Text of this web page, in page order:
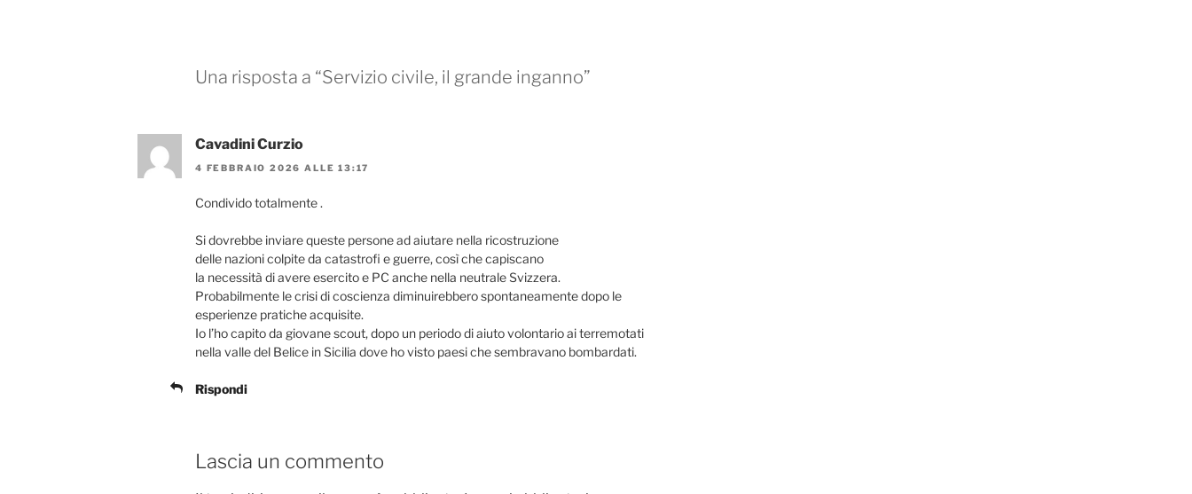
Una risposta a “Servizio civile, il grande inganno”
Cavadini Curzio
4 FEBBRAIO 2026 ALLE 13:17
Condivido totalmente .
Si dovrebbe inviare queste persone ad aiutare nella ricostruzione
delle nazioni colpite da catastrofi e guerre, così che capiscano
la necessità di avere esercito e PC anche nella neutrale Svizzera.
Probabilmente le crisi di coscienza diminuirebbero spontaneamente dopo le
esperienze pratiche acquisite.
Io l’ho capito da giovane scout, dopo un periodo di aiuto volontario ai terremotati
nella valle del Belice in Sicilia dove ho visto paesi che sembravano bombardati.
Rispondi
Lascia un commento